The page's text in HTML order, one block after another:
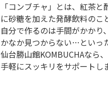
「コンブチャ」とは、紅茶
に砂糖を加えた発酵飲料のこ
自分で作るのは手間がかか
かなか見つからない…といっ
仙台勝山館KOMBUCHAなら
手軽にスッキリをサポートし